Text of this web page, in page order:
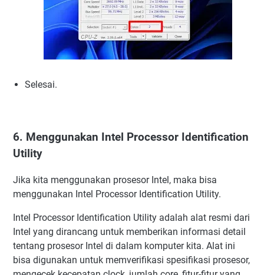
Selesai.
6. Menggunakan Intel Processor Identification
Utility
Jika kita menggunakan prosesor Intel, maka bisa
menggunakan Intel Processor Identification Utility.
Intel Processor Identification Utility adalah alat resmi dari
Intel yang dirancang untuk memberikan informasi detail
tentang prosesor Intel di dalam komputer kita. Alat ini
bisa digunakan untuk memverifikasi spesifikasi prosesor,